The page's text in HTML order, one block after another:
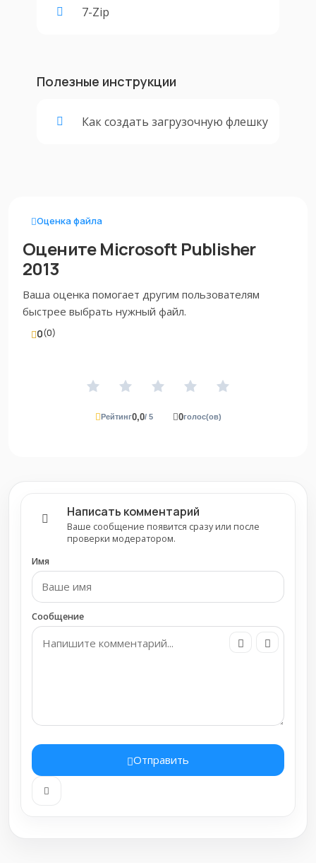
7-Zip
Полезные инструкции
Как создать загрузочную флешку
Оценка файла
Оцените Microsoft Publisher
2013
Ваша оценка помогает другим пользователям
быстрее выбрать нужный файл.
0(0)
Рейтинг0,0/ 5 0голос(ов)
Написать комментарий
Ваше сообщение появится сразу или после
проверки модератором.
Имя
Сообщение
Отправить